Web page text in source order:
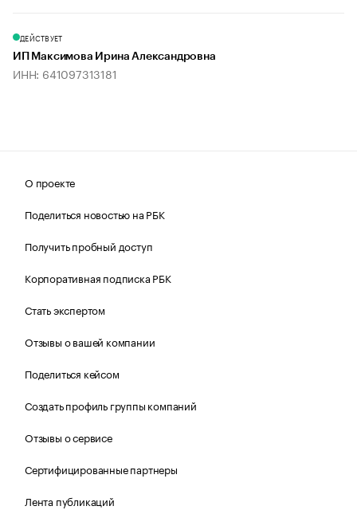
ДЕЙСТВУЕТ
ИП Максимова Ирина Александровна
ИНН: 641097313181
О проекте
Поделиться новостью на РБК
Получить пробный доступ
Корпоративная подписка РБК
Стать экспертом
Отзывы о вашей компании
Поделиться кейсом
Создать профиль группы компаний
Отзывы о сервисе
Сертифицированные партнеры
Лента публикаций